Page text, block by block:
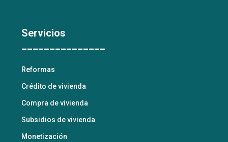
Servicios
_______________
Reformas
Crédito de vivienda
Compra de vivienda
Subsidios de vivienda
Monetización